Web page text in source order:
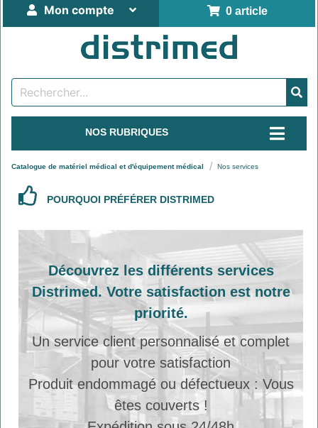
0 article
Mon compte
NOS RUBRIQUES
Catalogue de matériel médical et d'équipement médical Nos services
POURQUOI PRÉFÉRER DISTRIMED
Découvrez les différents services
Distrimed. Votre satisfaction est notre
priorité.
Un service client personnalisé et complet
pour votre satisfaction
Produit endommagé ou défectueux : Vous
êtes couverts !